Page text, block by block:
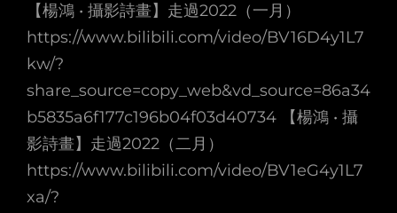
【楊鴻 • 攝影詩畫】走過2022（一月）
https://www.bilibili.com/video/BV16D4y1L7
kw/?
share_source=copy_web&vd_source=86a34
b5835a6f177c196b04f03d40734 【楊鴻 • 攝
影詩畫】走過2022（二月）
https://www.bilibili.com/video/BV1eG4y1L7
xa/?